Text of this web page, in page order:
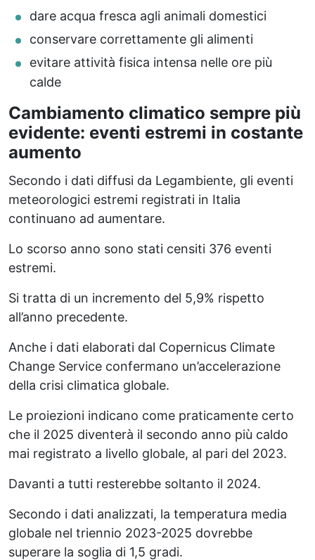
dare acqua fresca agli animali domestici
conservare correttamente gli alimenti
evitare attività fisica intensa nelle ore più
calde
Cambiamento climatico sempre più
evidente: eventi estremi in costante
aumento
Secondo i dati diffusi da Legambiente, gli eventi
meteorologici estremi registrati in Italia
continuano ad aumentare.
Lo scorso anno sono stati censiti 376 eventi
estremi.
Si tratta di un incremento del 5,9% rispetto
all’anno precedente.
Anche i dati elaborati dal Copernicus Climate
Change Service confermano un’accelerazione
della crisi climatica globale.
Le proiezioni indicano come praticamente certo
che il 2025 diventerà il secondo anno più caldo
mai registrato a livello globale, al pari del 2023.
Davanti a tutti resterebbe soltanto il 2024.
Secondo i dati analizzati, la temperatura media
globale nel triennio 2023-2025 dovrebbe
superare la soglia di 1,5 gradi.